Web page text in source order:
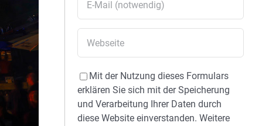
Mit der Nutzung dieses Formulars
erklären Sie sich mit der Speicherung
und Verarbeitung Ihrer Daten durch
diese Website einverstanden. Weitere